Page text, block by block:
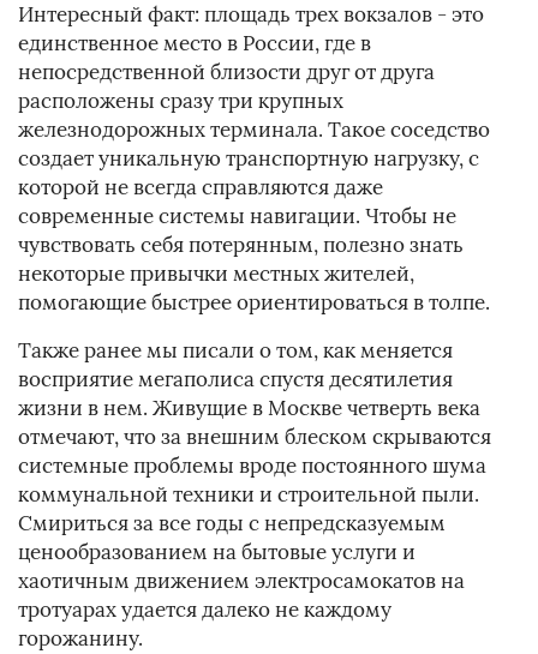
Интересный факт: площадь трех вокзалов - это
единственное место в России, где в
непосредственной близости друг от друга
расположены сразу три крупных
железнодорожных терминала. Такое соседство
создает уникальную транспортную нагрузку, с
которой не всегда справляются даже
современные системы навигации. Чтобы не
чувствовать себя потерянным, полезно знать
некоторые привычки местных жителей,
помогающие быстрее ориентироваться в толпе.
Также ранее мы писали о том, как меняется
восприятие мегаполиса спустя десятилетия
жизни в нем. Живущие в Москве четверть века
отмечают, что за внешним блеском скрываются
системные проблемы вроде постоянного шума
коммунальной техники и строительной пыли.
Смириться за все годы с непредсказуемым
ценообразованием на бытовые услуги и
хаотичным движением электросамокатов на
тротуарах удается далеко не каждому
горожанину.